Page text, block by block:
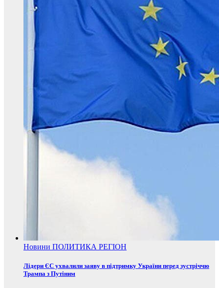
Новини ПОЛИТИКА РЕГІОН
Лідери ЄС ухвалили заяву в підтримку України перед зустріччю
Трампа з Путіним